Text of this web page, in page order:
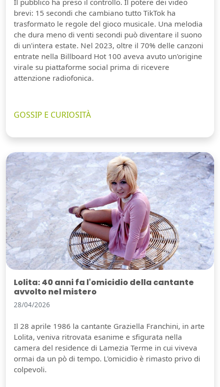
Il pubblico ha preso il controllo. Il potere dei video
brevi: 15 secondi che cambiano tutto TikTok ha
trasformato le regole del gioco musicale. Una melodia
che dura meno di venti secondi può diventare il suono
di un'intera estate. Nel 2023, oltre il 70% delle canzoni
entrate nella Billboard Hot 100 aveva avuto un'origine
virale su piattaforme social prima di ricevere
attenzione radiofonica.
GOSSIP E CURIOSITÀ
Lolita: 40 anni fa l'omicidio della cantante
avvolto nel mistero
28/04/2026
Il 28 aprile 1986 la cantante Graziella Franchini, in arte
Lolita, veniva ritrovata esanime e sfigurata nella
camera del residence di Lamezia Terme in cui viveva
ormai da un pò di tempo. L'omicidio è rimasto privo di
colpevoli.